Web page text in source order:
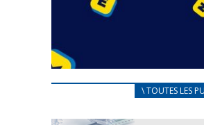
CARNET D’ACCUEIL
25 avril 2022
\ TOUTES LES